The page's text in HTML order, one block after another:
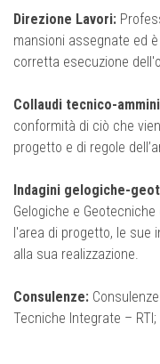
Direzione Lavori:
mansioni assegnate ed
corretta esecuzione
Collaudi tecnico-
conformità di ciò che
progetto e di regole
Indagini gelogiche-
Gelogiche e
l'area di progetto, le sue
alla sua realizzazione.
Consulenze:
Tecniche Integrate –